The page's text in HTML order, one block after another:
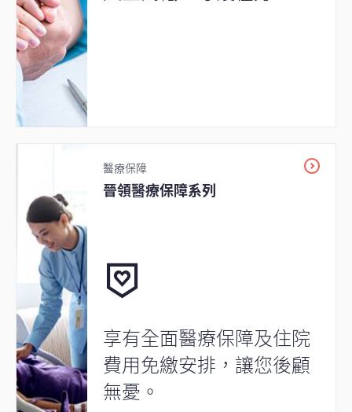
醫療保障
晉領醫療保障系列
享有全面醫療保障及住院
費用免繳安排，讓您後顧
無憂。